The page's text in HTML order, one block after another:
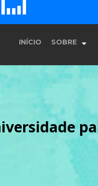
E F G
INÍCIO SOBRE
História
Equipe